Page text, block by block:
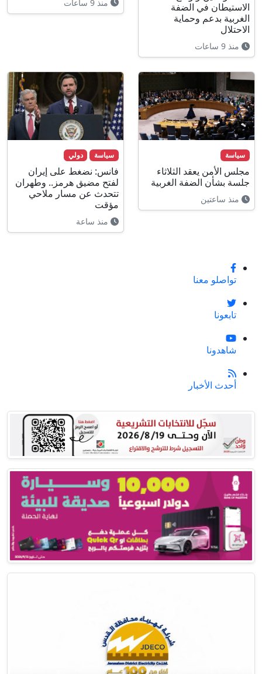
الاستيطان في الضفة
الغربية بدعم وحماية
الاحتلال
منذ 9 ساعات
منذ 9 ساعات
سياسة
مجلس الأمن يعقد الثلاثاء
جلسة بشأن الضفة الغربية
منذ ساعتين
سياسة دولي
فانس: نضغط على إيران
لفتح مضيق هرمز.. وطهران
تتحدث عن مسار ملاحي
مؤقت
منذ ساعة
تواصلو معنا
تابعونا
شاهدونا
أحدث الأخبار